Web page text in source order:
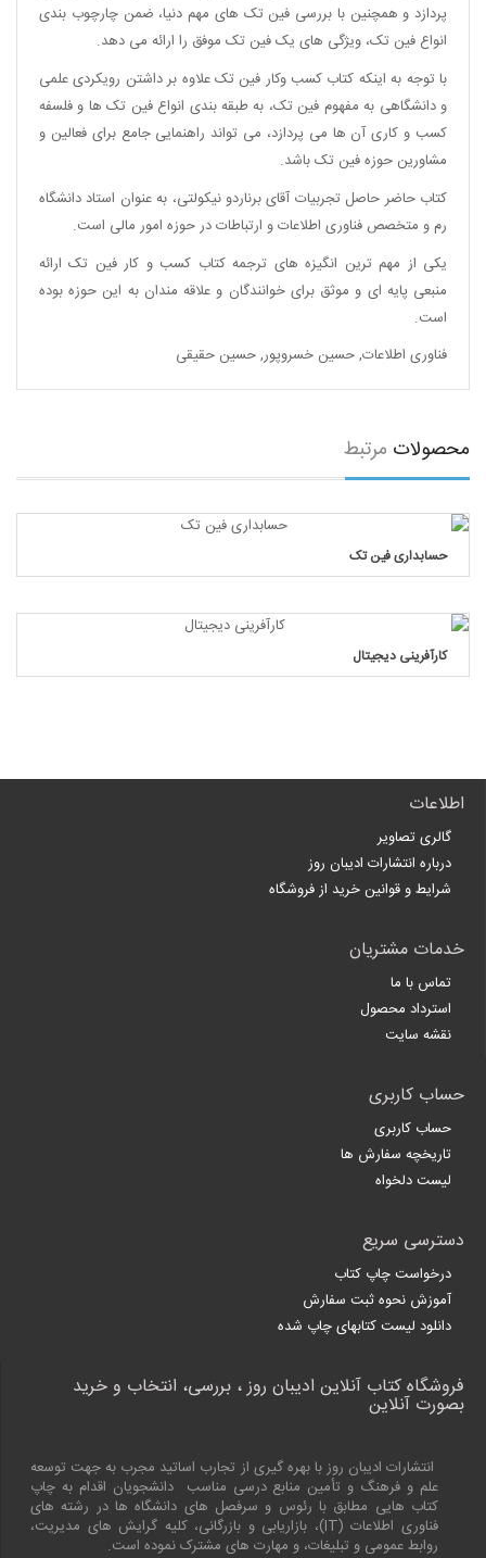
پردازد و همچنین با بررسی فین تک های مهم دنیا، ضمن چارچوب بندی
انواع فین تک، ویژگی های یک فین تک موفق را ارائه می دهد.
با توجه به اینکه کتاب کسب وکار فین تک علاوه بر داشتن رویکردی علمی
و دانشگاهی به مفهوم فین تک، به طبقه بندی انواع فین تک ها و فلسفه
کسب و کاری آن ها می پردازد، می تواند راهنمایی جامع برای فعالین و
مشاورین حوزه فین تک باشد.
کتاب حاضر حاصل تجربیات آقای برناردو نیکولتی، به عنوان استاد دانشگاه
رم و متخصص فناوری اطلاعات و ارتباطات در حوزه امور مالی است.
یکی از مهم ترین انگیزه های ترجمه کتاب کسب و کار فین تک ارائه
منبعی پایه ای و موثق برای خوانندگان و علاقه مندان به این حوزه بوده
است.
فناوری اطلاعات,حسین خسروپور,حسین حقیقی
محصولات مرتبط
حسابداری فین تک
کارآفرینی دیجیتال
اطلاعات
گالری تصاویر
درباره انتشارات ادیبان روز
شرایط و قوانین خرید از فروشگاه
خدمات مشتریان
تماس با ما
استرداد محصول
نقشه سایت
حساب کاربری
حساب کاربری
تاریخچه سفارش ها
لیست دلخواه
دسترسی سریع
درخواست چاپ کتاب
آموزش نحوه ثبت سفارش
دانلود لیست کتابهای چاپ شده
فروشگاه کتاب آنلاین ادیبان روز ، بررسی، انتخاب و خرید
بصورت آنلاین
انتشارات ادیبان روز با بهره گیری از تجارب اساتید مجرب به جهت توسعه
علم و فرهنگ و تأمین منابع درسی مناسب دانشجویان اقدام به چاپ
کتاب هایی مطابق با رئوس و سرفصل های دانشگاه ها در رشته های
فناوری اطلاعات (IT)، بازاریابی و بازرگانی، کلیه گرایش های مدیریت،
روابط عمومی و تبلیغات، و مهارت های مشترک نموده است.